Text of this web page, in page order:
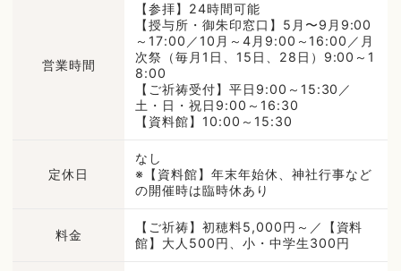
営業時間
【参拝】24時間可能
【授与所・御朱印窓口】5月〜9月9:00
～17:00／10月～4月9:00～16:00／月
次祭（毎月1日、15日、28日）9:00～1
8:00
【ご祈祷受付】平日9:00～15:30／
土・日・祝日9:00～16:30
【資料館】10:00～15:30
定休日
なし
※【資料館】年末年始休、神社行事など
の開催時は臨時休あり
料金
【ご祈祷】初穂料5,000円～／【資料
館】大人500円、小・中学生300円